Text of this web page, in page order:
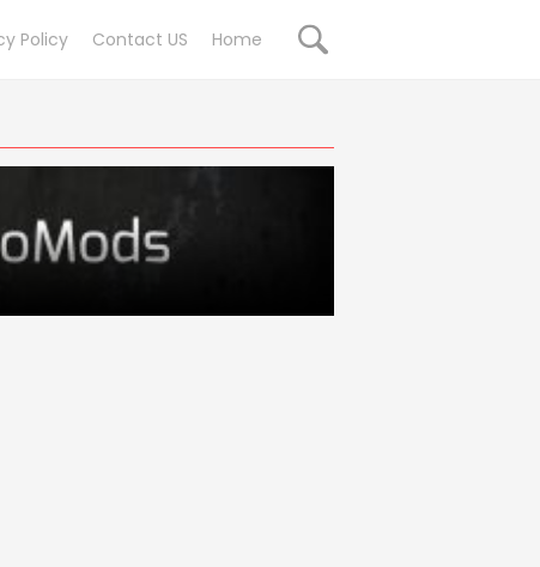
Policy Contact US Home